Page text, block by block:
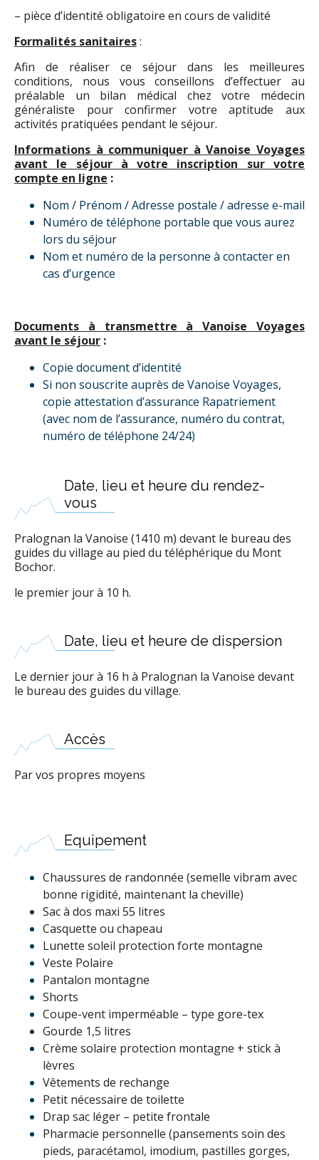
– pièce d’identité obligatoire en cours de validité
Formalités sanitaires:
Afin de réaliser ce séjour dans les meilleures
conditions, nous vous conseillons d’effectuer au
préalable un bilan médical chez votre médecin
généraliste pour confirmer votre aptitude aux
activités pratiquées pendant le séjour.
Informations à communiquer à Vanoise Voyages
avant le séjour à votre inscription sur votre
compte en ligne :
Nom / Prénom / Adresse postale / adresse e-mail
Numéro de téléphone portable que vous aurez
lors du séjour
Nom et numéro de la personne à contacter en
cas d’urgence
Documents à transmettre à Vanoise Voyages
avant le séjour :
Copie document d’identité
Si non souscrite auprès de Vanoise Voyages,
copie attestation d’assurance Rapatriement
(avec nom de l’assurance, numéro du contrat,
numéro de téléphone 24/24)
Date, lieu et heure du rendez-
vous
Pralognan la Vanoise (1410 m) devant le bureau des
guides du village au pied du téléphérique du Mont
Bochor.
le premier jour à 10 h.
Date, lieu et heure de dispersion
Le dernier jour à 16 h à Pralognan la Vanoise devant
le bureau des guides du village.
Accès
Par vos propres moyens
Equipement
Chaussures de randonnée (semelle vibram avec
bonne rigidité, maintenant la cheville)
Sac à dos maxi 55 litres
Casquette ou chapeau
Lunette soleil protection forte montagne
Veste Polaire
Pantalon montagne
Shorts
Coupe-vent imperméable – type gore-tex
Gourde 1,5 litres
Crème solaire protection montagne + stick à
lèvres
Vêtements de rechange
Petit nécessaire de toilette
Drap sac léger – petite frontale
Pharmacie personnelle (pansements soin des
pieds, paracétamol, imodium, pastilles gorges,